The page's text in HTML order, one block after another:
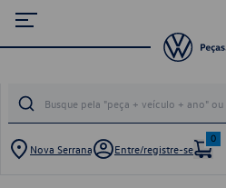
Nova Serrana Entre/registre-se
0